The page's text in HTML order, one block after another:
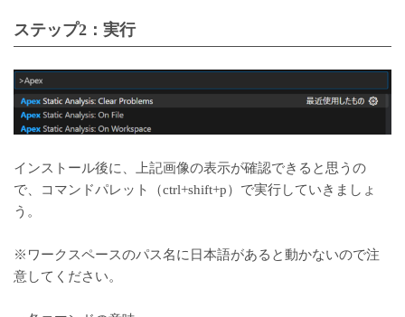
ステップ2：実行
インストール後に、上記画像の表示が確認できると思うの
で、コマンドパレット（ctrl+shift+p）で実行していきましょ
う。
※ワークスペースのパス名に日本語があると動かないので注
意してください。